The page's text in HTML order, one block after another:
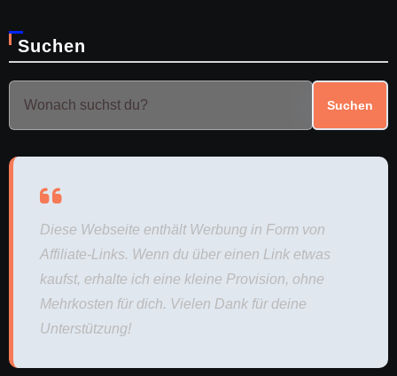
Suchen
Suchen
Diese Webseite enthält Werbung in Form von
Affiliate-Links. Wenn du über einen Link etwas
kaufst, erhalte ich eine kleine Provision, ohne
Mehrkosten für dich. Vielen Dank für deine
Unterstützung!